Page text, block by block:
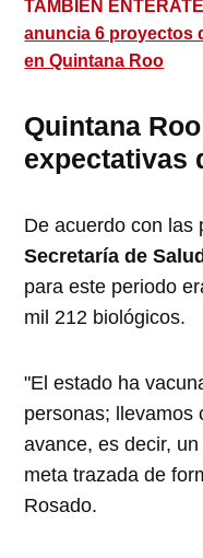
TAMBIÉN
anuncia 6 proyectos
en Quintana Roo
Quintana
expectativas
De acuerdo con las
Secretaría de
para este periodo
mil 212 biológicos.
"El estado ha
personas; llevamos
avance, es decir,
meta trazada de
Rosado.